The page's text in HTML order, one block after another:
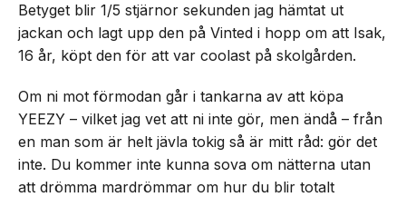
Betyget blir 1/5 stjärnor sekunden jag hämtat ut
jackan och lagt upp den på Vinted i hopp om att Isak,
16 år, köpt den för att var coolast på skolgården.
Om ni mot förmodan går i tankarna av att köpa
YEEZY – vilket jag vet att ni inte gör, men ändå – från
en man som är helt jävla tokig så är mitt råd: gör det
inte. Du kommer inte kunna sova om nätterna utan
att drömma mardrömmar om hur du blir totalt